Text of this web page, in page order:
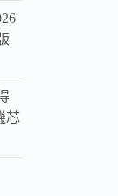
OM
【2
【3
版
芯